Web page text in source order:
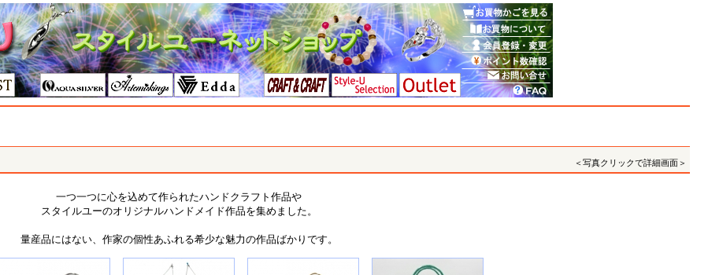
＜写真クリックで詳細画面＞
一つ一つに心を込めて作られたハンドクラフト作品や
スタイルユーのオリジナルハンドメイド作品を集めました。
量産品にはない、作家の個性あふれる希少な魅力の作品ばかりです。